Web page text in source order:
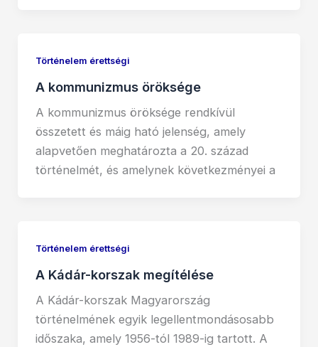
Történelem érettségi
A kommunizmus öröksége
A kommunizmus öröksége rendkívül
összetett és máig ható jelenség, amely
alapvetően meghatározta a 20. század
történelmét, és amelynek következményei a
Történelem érettségi
A Kádár-korszak megítélése
A Kádár-korszak Magyarország
történelmének egyik legellentmondásosabb
időszaka, amely 1956-tól 1989-ig tartott. A